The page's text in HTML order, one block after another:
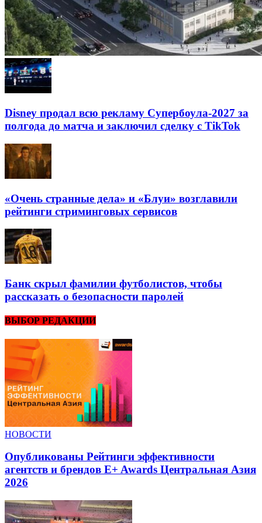
Disney продал всю рекламу Супербоула-2027 за
полгода до матча и заключил сделку с TikTok
«Очень странные дела» и «Блуи» возглавили
рейтинги стриминговых сервисов
Банк скрыл фамилии футболистов, чтобы
рассказать о безопасности паролей
ВЫБОР РЕДАКЦИИ
НОВОСТИ
Опубликованы Рейтинги эффективности
агентств и брендов E+ Awards Центральная Азия
2026